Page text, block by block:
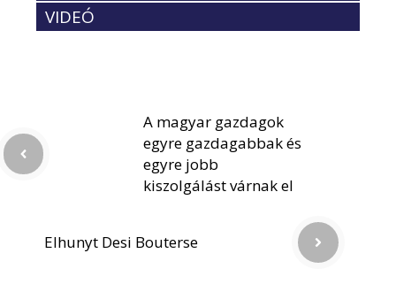
VIDEÓ
A magyar gazdagok
egyre gazdagabbak és
egyre jobb
kiszolgálást várnak el
Elhunyt Desi Bouterse